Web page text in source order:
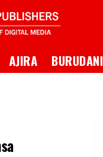
AJIRA BURUDANI